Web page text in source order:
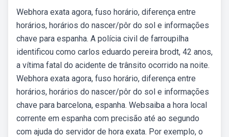
Webhora exata agora, fuso horário, diferença entre
horários, horários do nascer/pôr do sol e informações
chave para espanha. A polícia civil de farroupilha
identificou como carlos eduardo pereira brodt, 42 anos,
a vítima fatal do acidente de trânsito ocorrido na noite.
Webhora exata agora, fuso horário, diferença entre
horários, horários do nascer/pôr do sol e informações
chave para barcelona, espanha. Websaiba a hora local
corrente em espanha com precisão até ao segundo
com ajuda do servidor de hora exata. Por exemplo, o